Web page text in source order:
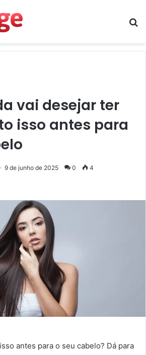
vai desejar ter
isso antes para
9 de junho de 2025 0 4
antes para o seu cabelo? Dá para